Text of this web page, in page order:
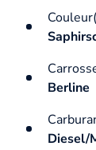
Berline
Diesel/